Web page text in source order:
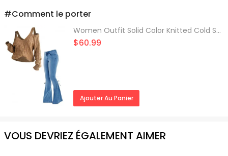
#Comment le porter
Women Outfit Solid Color Knitted Cold Shoulder Sweater and Lace Up Flare Jeans Set
$60.99
Ajouter Au Panier
VOUS DEVRIEZ ÉGALEMENT AIMER